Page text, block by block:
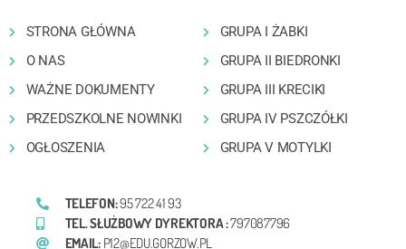
STRONA GŁÓWNA
O NAS
WAŻNE DOKUMENTY
PRZEDSZKOLNE NOWINKI
OGŁOSZENIA
GRUPA I ŻABKI
GRUPA II BIEDRONKI
GRUPA III KRECIKI
GRUPA IV PSZCZÓŁKI
GRUPA V MOTYLKI
TELEFON:95 722 41 93
TEL. SŁUŻBOWY DYREKTORA :797087796
EMAIL:P12@EDU.GORZOW.PL